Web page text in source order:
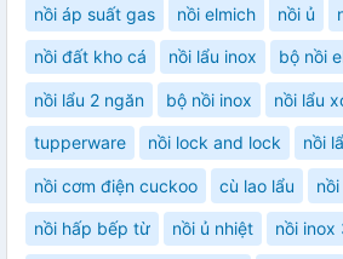
nồi áp suất gas nồi elmich nồi ủ
nồi đất kho cá nồi lẩu inox bộ nồi
nồi lẩu 2 ngăn bộ nồi inox nồi lẩu
tupperware nồi lock and lock nồi
nồi cơm điện cuckoo cù lao lẩu
nồi hấp bếp từ nồi ủ nhiệt nồi inox